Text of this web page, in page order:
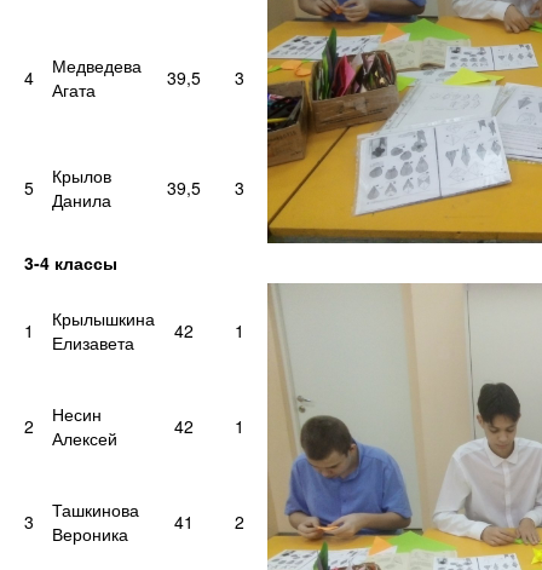
4
Медведева
Агата
39,5 3
5
Крылов
Данила
39,5 3
3-4 классы
1
Крылышкина
Елизавета
42 1
2
Несин
Алексей
42 1
3
Ташкинова
Вероника
41 2